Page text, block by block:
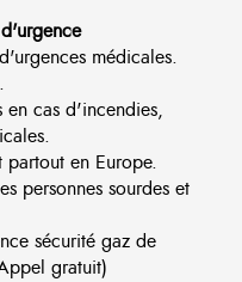
médicales.
en cas d'incendies,
en Europe.
personnes sourdes et
sécurité gaz de
gratuit)